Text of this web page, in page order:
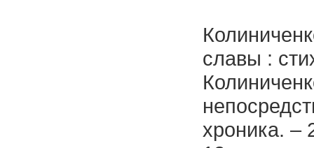
славы :
хроника.